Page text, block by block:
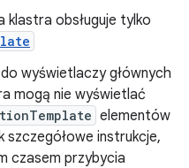
klastra obsługuje tylko
wyświetlaczy głównych
mogą nie wyświetlać
elementów
szczegółowe instrukcje,
czasem przybycia